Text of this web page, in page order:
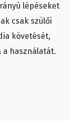
lépéseket
csak szülői
követését,
a használatát.